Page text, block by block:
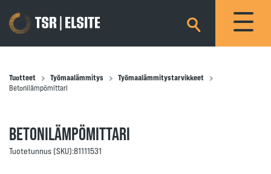
×
Tuotteet Työmaalämmitys
Työmaalämmitystarvikkeet
Betonilämpömittari
BETONILÄMPÖMITTARI
Tuotetunnus (SKU):81111531